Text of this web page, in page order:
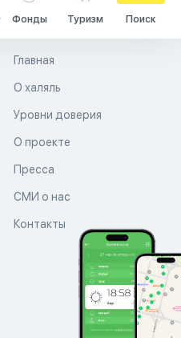
Фонды Туризм Поиск
Главная
О халяль
Уровни доверия
О проекте
Пресса
СМИ о нас
Контакты